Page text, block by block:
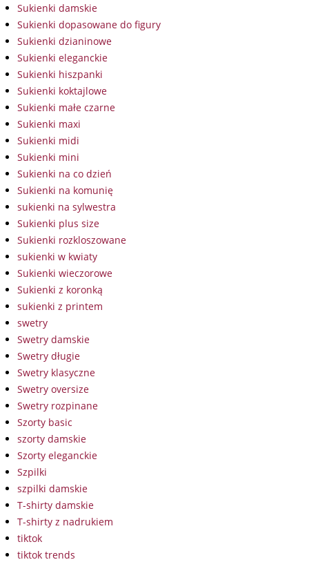
Sukienki damskie
Sukienki dopasowane do figury
Sukienki dzianinowe
Sukienki eleganckie
Sukienki hiszpanki
Sukienki koktajlowe
Sukienki małe czarne
Sukienki maxi
Sukienki midi
Sukienki mini
Sukienki na co dzień
Sukienki na komunię
sukienki na sylwestra
Sukienki plus size
Sukienki rozkloszowane
sukienki w kwiaty
Sukienki wieczorowe
Sukienki z koronką
sukienki z printem
swetry
Swetry damskie
Swetry długie
Swetry klasyczne
Swetry oversize
Swetry rozpinane
Szorty basic
szorty damskie
Szorty eleganckie
Szpilki
szpilki damskie
T-shirty damskie
T-shirty z nadrukiem
tiktok
tiktok trends